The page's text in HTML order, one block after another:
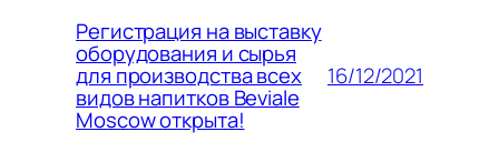
Регистрация на выставку
оборудования и сырья
для производства всех
видов напитков Beviale
Moscow открыта!
16/12/2021